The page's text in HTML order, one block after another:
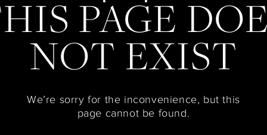
PAGE
NOT EXIST
We’re sorry for the inconvenience, but this
page cannot be found.